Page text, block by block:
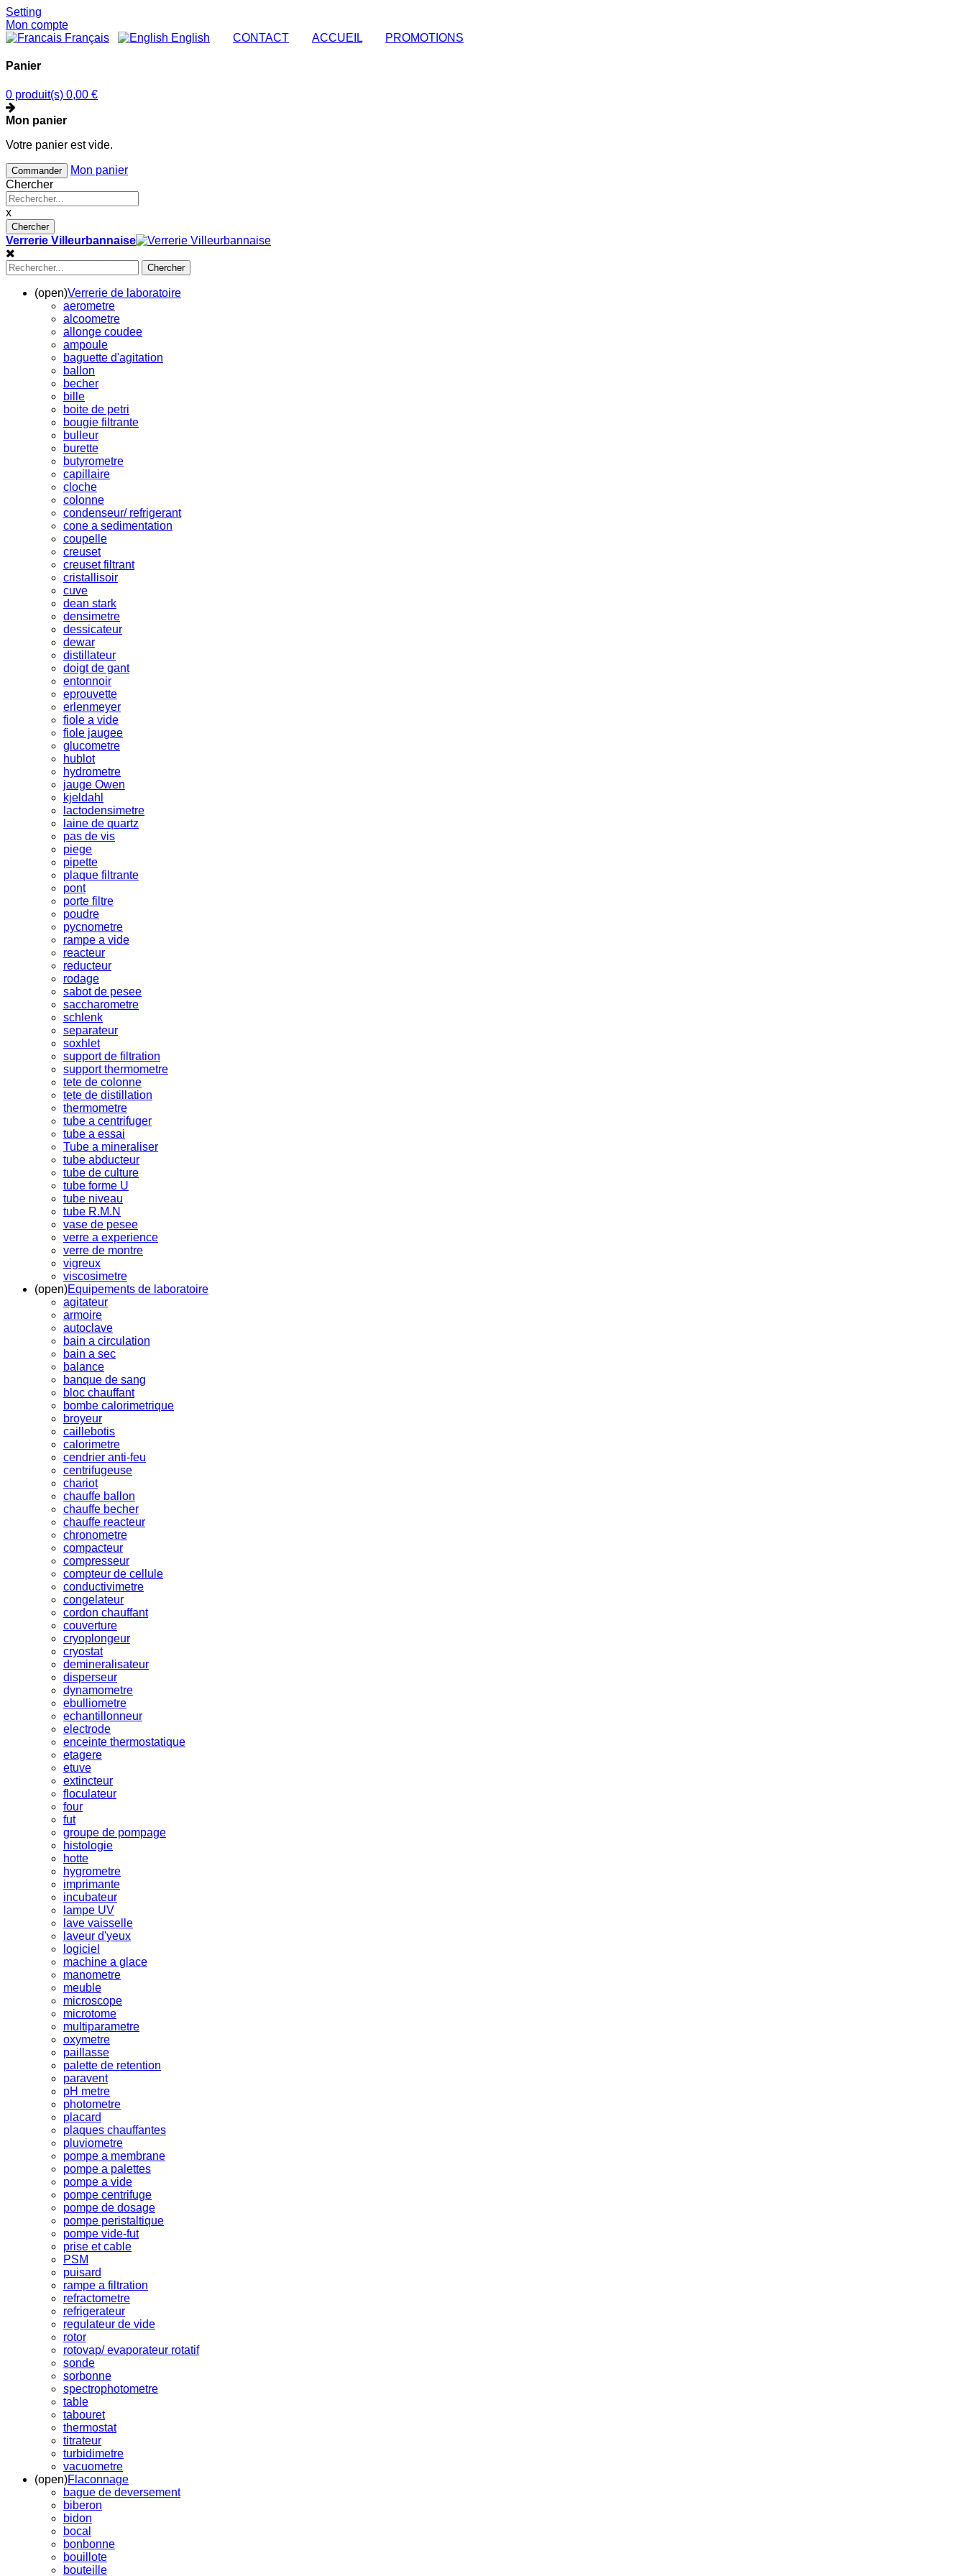
Setting
Mon compte
Français
English CONTACT ACCUEIL PROMOTIONS
Panier
0 produit(s) 0,00 €
Mon panier
Votre panier est vide.
Commander
Mon panier
Chercher
x
Chercher
Verrerie Villeurbannaise
Chercher
(open)Verrerie de laboratoire
aerometre
alcoometre
allonge coudee
ampoule
baguette d'agitation
ballon
becher
bille
boite de petri
bougie filtrante
bulleur
burette
butyrometre
capillaire
cloche
colonne
condenseur/ refrigerant
cone a sedimentation
coupelle
creuset
creuset filtrant
cristallisoir
cuve
dean stark
densimetre
dessicateur
dewar
distillateur
doigt de gant
entonnoir
eprouvette
erlenmeyer
fiole a vide
fiole jaugee
glucometre
hublot
hydrometre
jauge Owen
kjeldahl
lactodensimetre
laine de quartz
pas de vis
piege
pipette
plaque filtrante
pont
porte filtre
poudre
pycnometre
rampe a vide
reacteur
reducteur
rodage
sabot de pesee
saccharometre
schlenk
separateur
soxhlet
support de filtration
support thermometre
tete de colonne
tete de distillation
thermometre
tube a centrifuger
tube a essai
Tube a mineraliser
tube abducteur
tube de culture
tube forme U
tube niveau
tube R.M.N
vase de pesee
verre a experience
verre de montre
vigreux
viscosimetre
(open)Equipements de laboratoire
agitateur
armoire
autoclave
bain a circulation
bain a sec
balance
banque de sang
bloc chauffant
bombe calorimetrique
broyeur
caillebotis
calorimetre
cendrier anti-feu
centrifugeuse
chariot
chauffe ballon
chauffe becher
chauffe reacteur
chronometre
compacteur
compresseur
compteur de cellule
conductivimetre
congelateur
cordon chauffant
couverture
cryoplongeur
cryostat
demineralisateur
disperseur
dynamometre
ebulliometre
echantillonneur
electrode
enceinte thermostatique
etagere
etuve
extincteur
floculateur
four
fut
groupe de pompage
histologie
hotte
hygrometre
imprimante
incubateur
lampe UV
lave vaisselle
laveur d'yeux
logiciel
machine a glace
manometre
meuble
microscope
microtome
multiparametre
oxymetre
paillasse
palette de retention
paravent
pH metre
photometre
placard
plaques chauffantes
pluviometre
pompe a membrane
pompe a palettes
pompe a vide
pompe centrifuge
pompe de dosage
pompe peristaltique
pompe vide-fut
prise et cable
PSM
puisard
rampe a filtration
refractometre
refrigerateur
regulateur de vide
rotor
rotovap/ evaporateur rotatif
sonde
sorbonne
spectrophotometre
table
tabouret
thermostat
titrateur
turbidimetre
vacuometre
(open)Flaconnage
bague de deversement
biberon
bidon
bocal
bonbonne
bouillote
bouteille